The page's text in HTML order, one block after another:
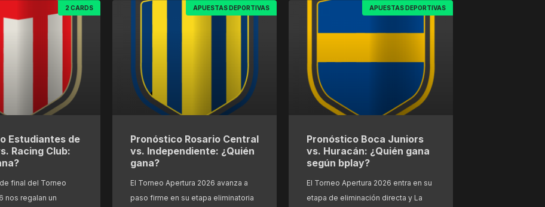
2 CARDS
Estudiantes de
Racing Club:
final del Torneo
nos regalan un
APUESTAS DEPORTIVAS
Pronóstico Rosario Central
vs. Independiente: ¿Quién
gana?
El Torneo Apertura 2026 avanza a
paso firme en su etapa eliminatoria
APUESTAS DEPORTIVAS
Pronóstico Boca Juniors
vs. Huracán: ¿Quién gana
según bplay?
El Torneo Apertura 2026 entra en su
etapa de eliminación directa y La